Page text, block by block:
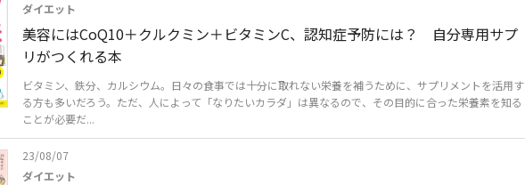
ダイエット
美容にはCoQ10＋クルクミン＋ビタミンC、認知症予防には？ 自分専用サプ
リがつくれる本
ビタミン、鉄分、カルシウム。日々の食事では十分に取れない栄養を補うために、サプリメントを活用す
る方も多いだろう。ただ、人によって「なりたいカラダ」は異なるので、その目的に合った栄養素を知る
ことが必要だ...
23/08/07
ダイエット